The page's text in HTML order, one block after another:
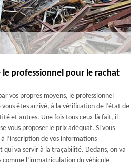
professionnel pour le rachat
vos propres moyens, le professionnel
êtes arrivé, à la vérification de l’état de
et autres. Une fois tous ceux-là fait, il
vous proposer le prix adéquat. Si vous
l’inscription de vos informations
qui va servir à la traçabilité. Dedans, on va
l’immatriculation du véhicule